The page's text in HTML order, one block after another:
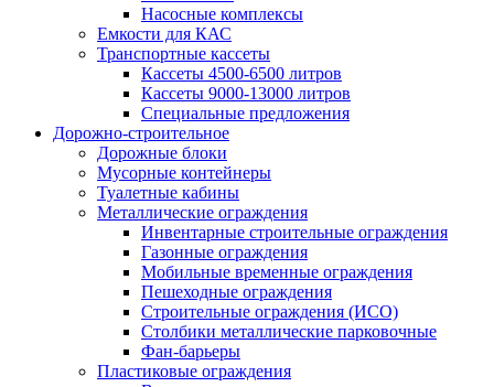
Насосные комплексы
Емкости для КАС
Транспортные кассеты
Кассеты 4500-6500 литров
Кассеты 9000-13000 литров
Специальные предложения
Дорожно-строительное
Дорожные блоки
Мусорные контейнеры
Туалетные кабины
Металлические ограждения
Инвентарные строительные ограждения
Газонные ограждения
Мобильные временные ограждения
Пешеходные ограждения
Строительные ограждения (ИСО)
Столбики металлические парковочные
Фан-барьеры
Пластиковые ограждения